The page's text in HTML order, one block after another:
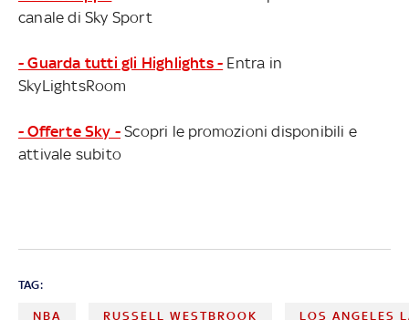
canale di Sky Sport
- Guarda tutti gli Highlights - Entra in
SkyLightsRoom
- Offerte Sky - Scopri le promozioni disponibili e
attivale subito
TAG:
NBA RUSSELL WESTBROOK LOS ANGELES